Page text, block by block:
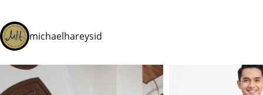
michaelhareysid